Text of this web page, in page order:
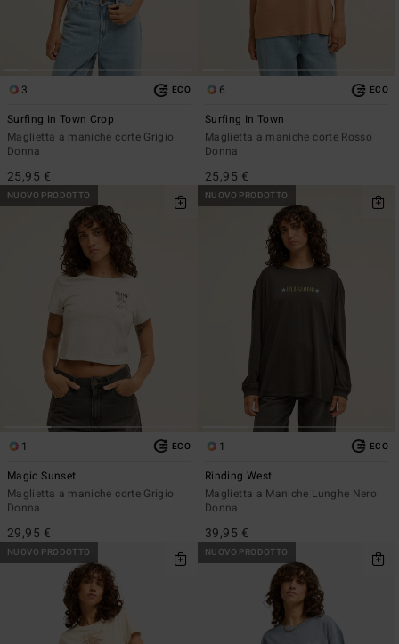
3 ECO
Surfing In Town Crop
Maglietta a maniche corte Grigio
Donna
25,95 €
6 ECO
Surfing In Town
Maglietta a maniche corte Rosso
Donna
25,95 €
NUOVO PRODOTTO
1 ECO
Magic Sunset
Maglietta a maniche corte Grigio
Donna
29,95 €
NUOVO PRODOTTO
1 ECO
Rinding West
Maglietta a Maniche Lunghe Nero
Donna
39,95 €
NUOVO PRODOTTO NUOVO PRODOTTO